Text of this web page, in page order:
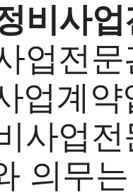
비사
업전문
업계
사업
의무